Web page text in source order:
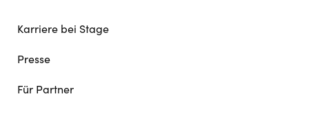
Karriere bei Stage
Presse
Für Partner